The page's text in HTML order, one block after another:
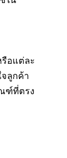
อแต่ละ
ลูกค้า
ฑ์ที่ตรง